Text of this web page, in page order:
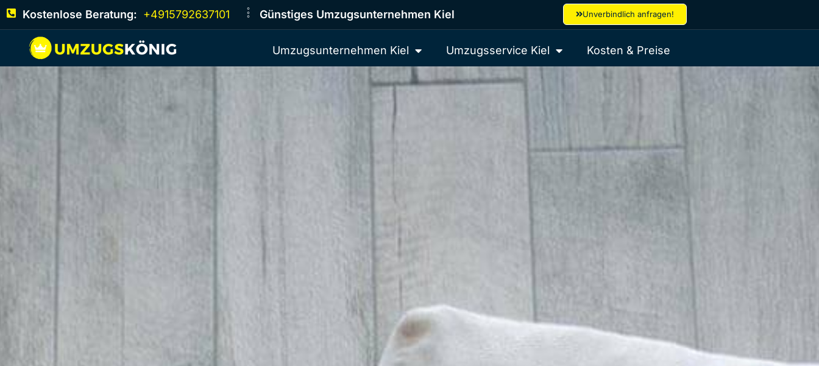
Kostenlose Beratung: +4915792637101 Günstiges Umzugsunternehmen Kiel Unverbindlich anfragen!
Umzugsunternehmen Kiel Umzugsservice Kiel Kosten & Preise